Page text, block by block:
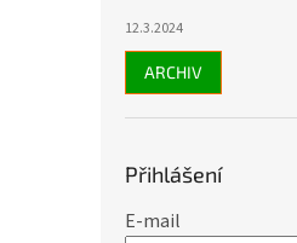
12.3.2024
ARCHIV
Přihlášení
E-mail